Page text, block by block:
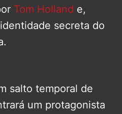
Tom Holland e,
secreta do
salto temporal de
um protagonista